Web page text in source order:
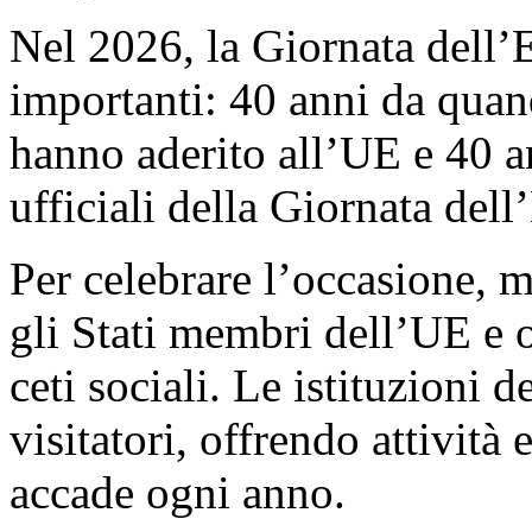
Nel 2026, la Giornata
importanti: 40 anni da
hanno aderito all’UE e 40
ufficiali della Giornata
Per celebrare l’occasione,
gli Stati membri dell’UE
ceti sociali. Le istituzioni
visitatori, offrendo attività
accade ogni anno.